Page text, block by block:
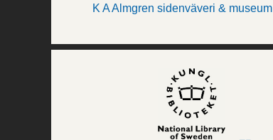
K A Almgren sidenväveri & museum